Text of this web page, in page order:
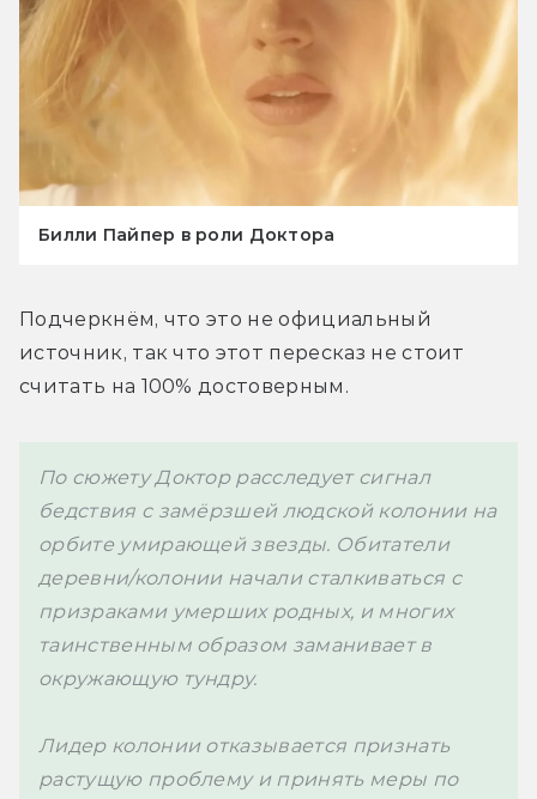
Билли Пайпер в роли Доктора
Подчеркнём, что это не официальный
источник, так что этот пересказ не стоит
считать на 100% достоверным.
По сюжету Доктор расследует сигнал
бедствия с замёрзшей людской колонии на
орбите умирающей звезды. Обитатели
деревни/колонии начали сталкиваться с
призраками умерших родных, и многих
таинственным образом заманивает в
окружающую тундру.
Лидер колонии отказывается признать
растущую проблему и принять меры по